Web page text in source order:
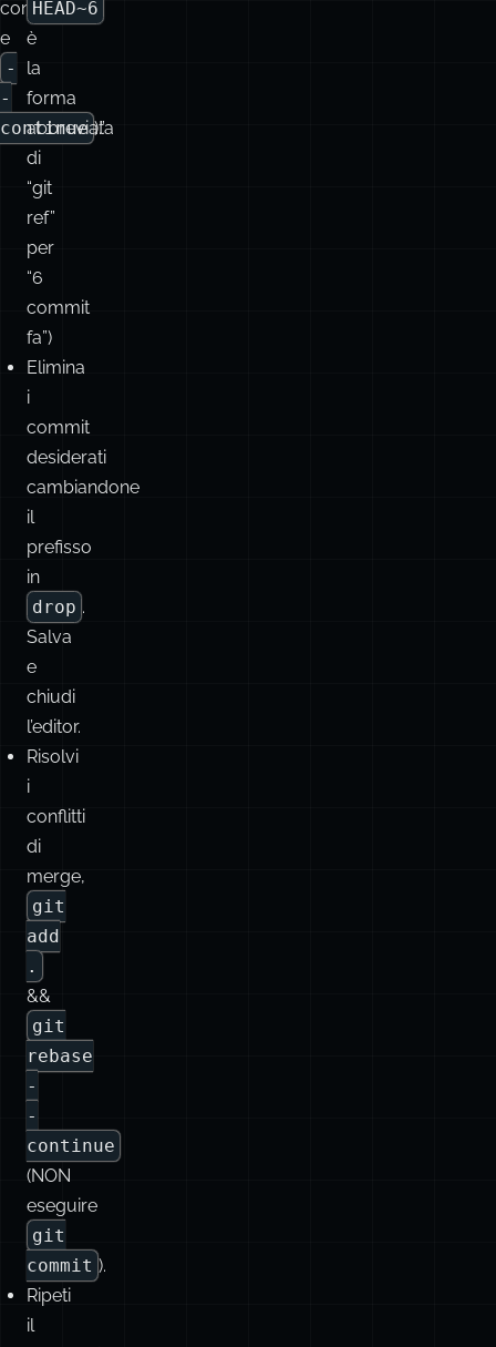
un
ciclo
apparentemente
infinito
di
conflitti
continue
rebase
-
i
HEAD~6
(Nota:
HEAD~6
è
la
forma
abbreviata
di
“git
ref”
per
“6
commit
fa”)
Elimina
i
commit
desiderati
cambiandone
il
prefisso
in
drop
Salva
e
chiudi
l’editor.
Risolvi
i
conflitti
di
merge,
git
add
.
&&
git
rebase
-
-
continue
(NON